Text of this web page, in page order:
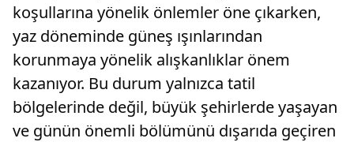
koşullarına yönelik önlemler öne çıkarken,
yaz döneminde güneş ışınlarından
korunmaya yönelik alışkanlıklar önem
kazanıyor. Bu durum yalnızca tatil
bölgelerinde değil, büyük şehirlerde yaşayan
ve günün önemli bölümünü dışarıda geçiren